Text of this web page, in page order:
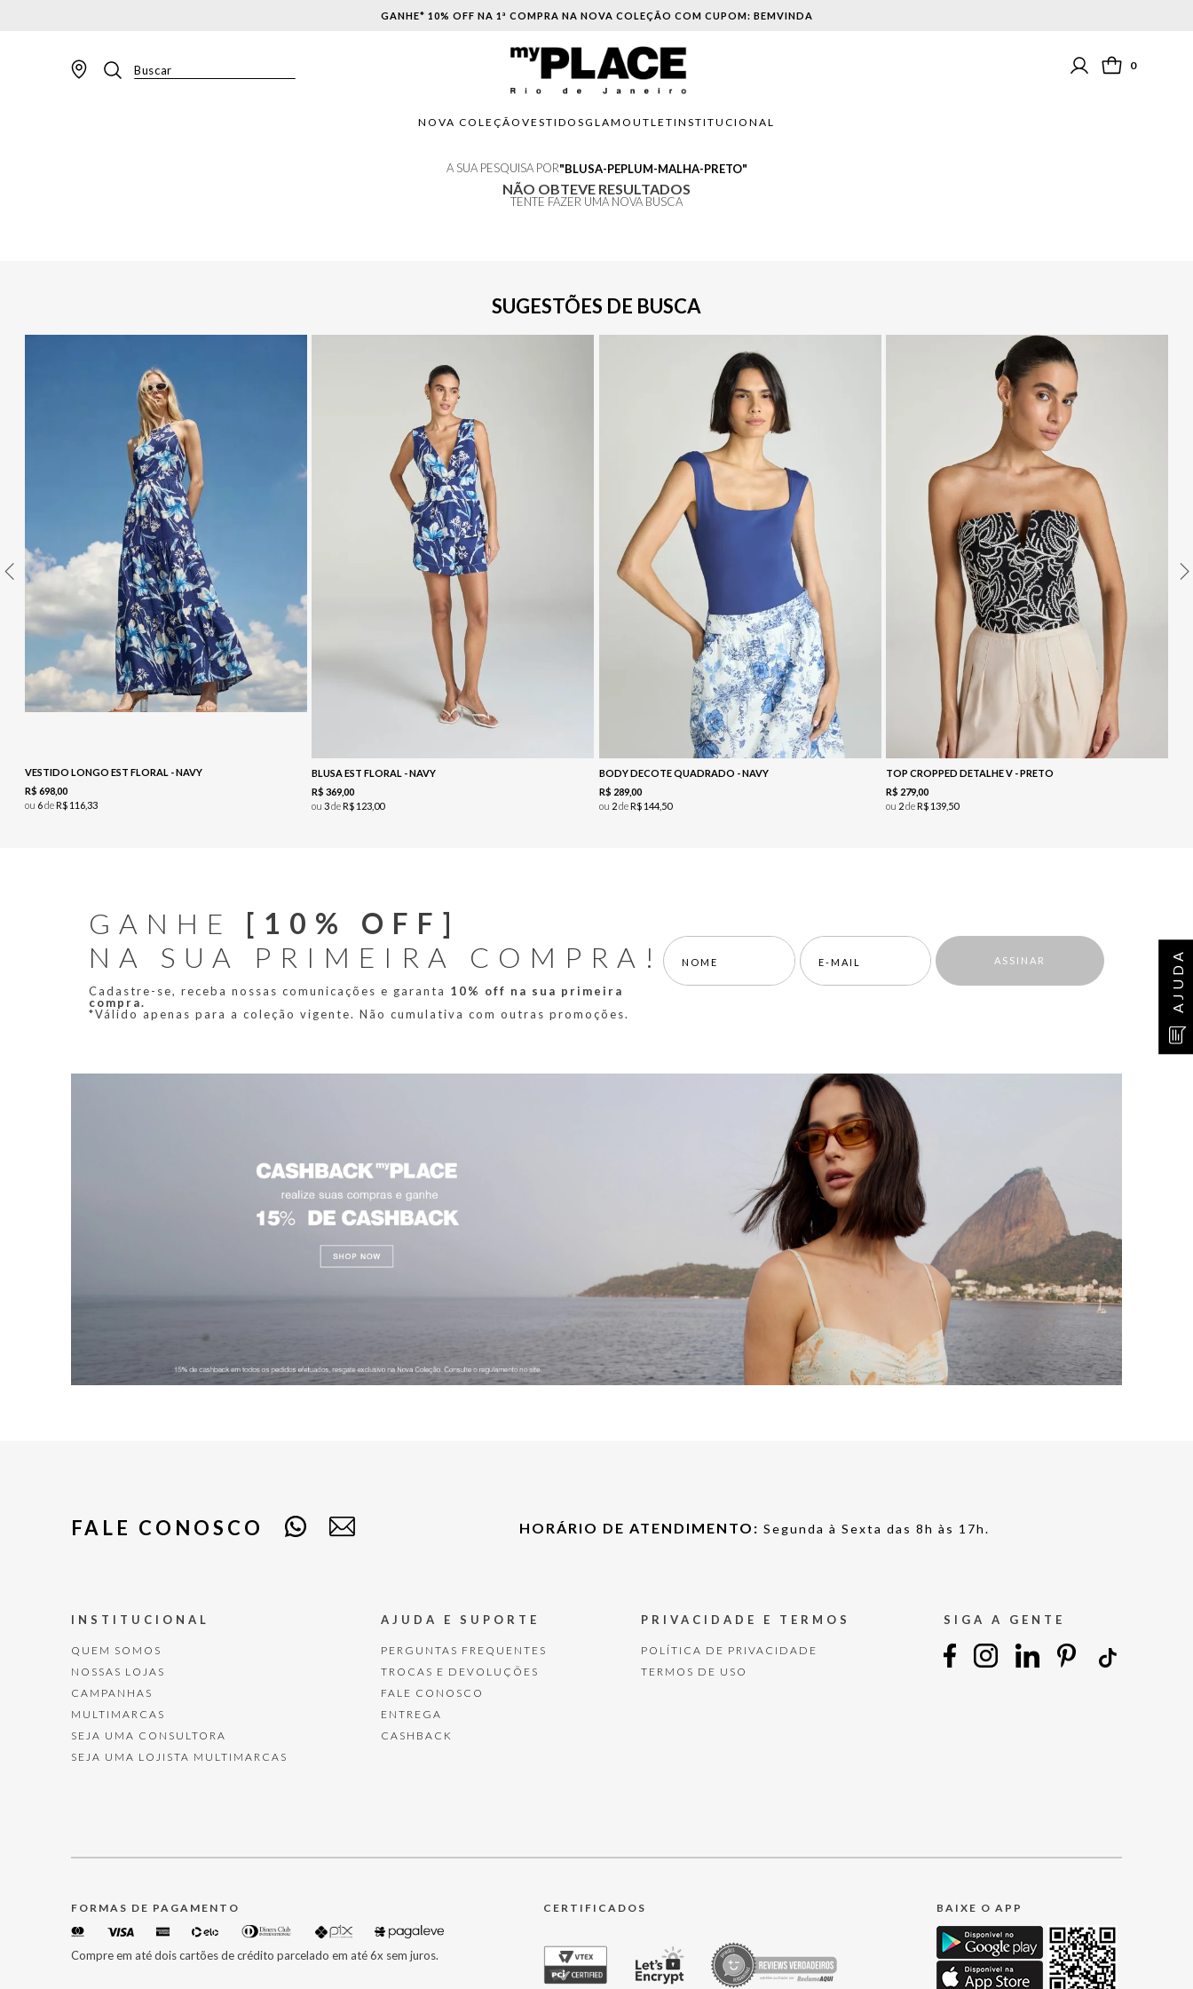
GANHE* 10% OFF NA 1ª COMPRA NA NOVA COLEÇÃO COM CUPOM: BEMVINDA
Buscar
CALÇA JEANS
COLETE
0
NOVA COLEÇÃO VESTIDOSGLAM OUTLETINSTITUCIONAL
AJUDA
A SUA PESQUISA POR BLUSA-PEPLUM-MALHA-PRETO
NÃO OBTEVE RESULTADOS
TENTE FAZER UMA NOVA BUSCA
SUGESTÕES DE BUSCA
VESTIDO LONGO EST FLORAL - NAVY
R$ 698,00
ou 6deR$ 116,33
BLUSA EST FLORAL - NAVY
R$ 369,00
ou3deR$ 123 00
BODY DECOTE QUADRADO - NAVY
R$ 289,00
ou 2deR$ 144, 50
TOP CROPPED DETALHE V - PRETO
R$ 279,00
ou 2deR$ 139 50
GANHE [10% OFF]
NA SUA PRIMEIRA COMPRA!
Cadastre-se, receba nossas comunicações e garanta 10% off na sua primeira
compra.
*Válido apenas para a coleção vigente. Não cumulativa com outras promoções.
ASSINAR
FALE CONOSCO HORÁRIO DE ATENDIMENTO: Segunda à Sexta das 8h às 17h.
INSTITUCIONAL
QUEM SOMOS
NOSSAS LOJAS
CAMPANHAS
MULTIMARCAS
SEJA UMA CONSULTORA
SEJA UMA LOJISTA MULTIMARCAS
AJUDA E SUPORTE
PERGUNTAS FREQUENTES
TROCAS E DEVOLUÇÕES
FALE CONOSCO
ENTREGA
CASHBACK
PRIVACIDADE E TERMOS
POLÍTICA DE PRIVACIDADE
TERMOS DE USO
SIGA A GENTE
FORMAS DE PAGAMENTO
Compre em até dois cartões de crédito parcelado em até 6x sem juros.
CERTIFICADOS BAIXE O APP